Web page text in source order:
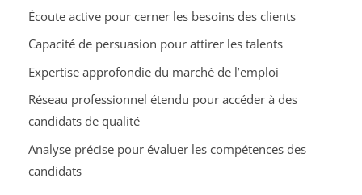
Écoute active pour cerner les besoins des clients
Capacité de persuasion pour attirer les talents
Expertise approfondie du marché de l’emploi
Réseau professionnel étendu pour accéder à des
candidats de qualité
Analyse précise pour évaluer les compétences des
candidats